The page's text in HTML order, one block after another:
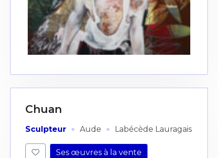
Chuan
Sculpteur · Aude · Labécède Lauragais
Ses œuvres à la vente